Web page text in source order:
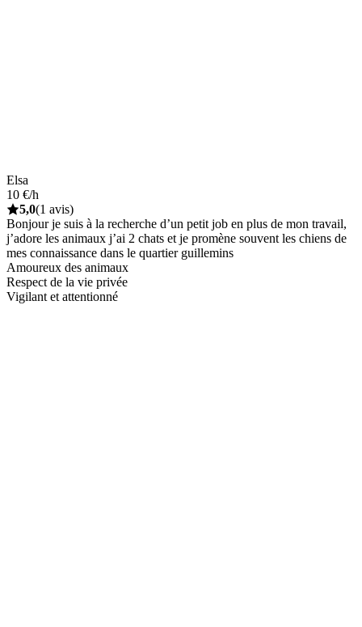
Elsa
10 €/h
5,0(1 avis)
Bonjour je suis à la recherche d’un petit job en plus de mon travail,
j’adore les animaux j’ai 2 chats et je promène souvent les chiens de
mes connaissance dans le quartier guillemins
Amoureux des animaux
Respect de la vie privée
Vigilant et attentionné